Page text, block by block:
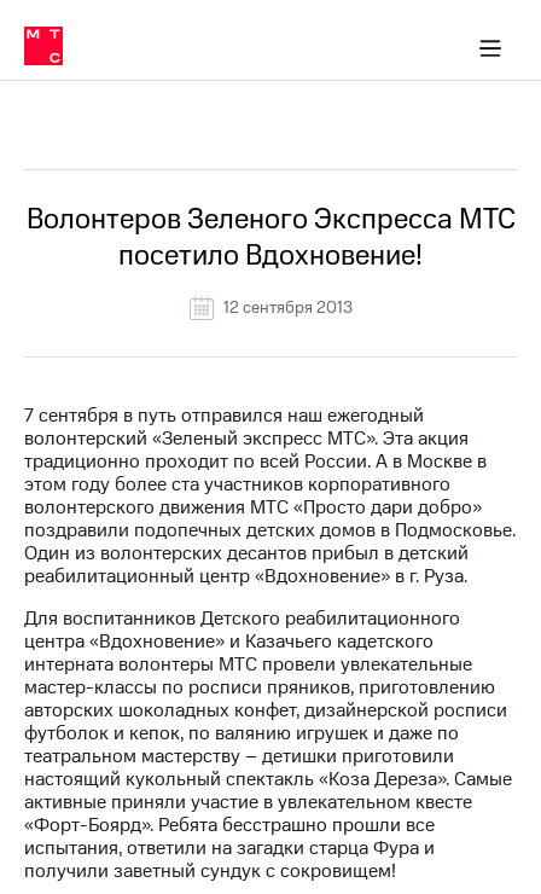
Медиа-центр
и акционерам
Устойчивое развитие
Комплаенс и деловая этика
компании
Карьера
История
компании
Руководство
Контакты
Медиа-центр
Пресс-
релизы
МТС
Достижения
Интервью
Финансовая
отчетность
Контакты
Пригласить
спикера
в МТС
Пресс-
релизы
о технологиях
Волонтеров Зеленого Экспресса МТС
посетило Вдохновение!
12 сентября 2013
7 сентября в путь отправился наш ежегодный
волонтерский «Зеленый экспресс МТС». Эта акция
традиционно проходит по всей России. А в Москве в
этом году более ста участников корпоративного
волонтерского движения МТС «Просто дари добро»
поздравили подопечных детских домов в Подмосковье.
Один из волонтерских десантов прибыл в детский
реабилитационный центр «Вдохновение» в г. Руза.
Для воспитанников Детского реабилитационного
центра «Вдохновение» и Казачьего кадетского
интерната волонтеры МТС провели увлекательные
мастер-классы по росписи пряников, приготовлению
авторских шоколадных конфет, дизайнерской росписи
футболок и кепок, по валянию игрушек и даже по
театральном мастерству – детишки приготовили
настоящий кукольный спектакль «Коза Дереза». Самые
активные приняли участие в увлекательном квесте
«Форт-Боярд». Ребята бесстрашно прошли все
испытания, ответили на загадки старца Фура и
получили заветный сундук с сокровищем!